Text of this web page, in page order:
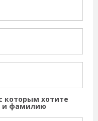
которым хотите
и фамилию